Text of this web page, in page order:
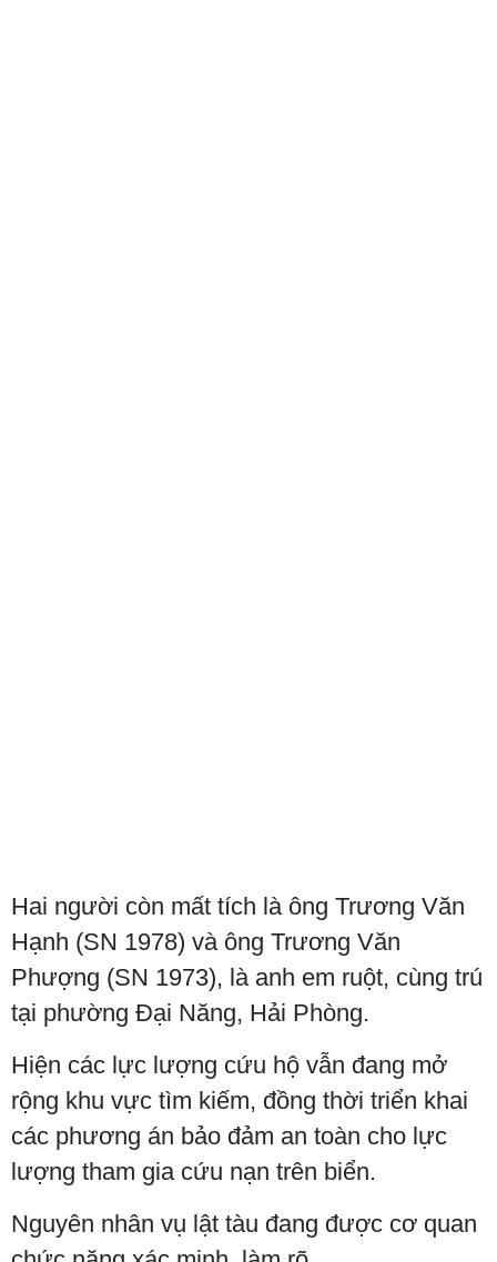
Hai người còn mất tích là ông Trương Văn
Hạnh (SN 1978) và ông Trương Văn
Phượng (SN 1973), là anh em ruột, cùng trú
tại phường Đại Năng, Hải Phòng.
Hiện các lực lượng cứu hộ vẫn đang mở
rộng khu vực tìm kiếm, đồng thời triển khai
các phương án bảo đảm an toàn cho lực
lượng tham gia cứu nạn trên biển.
Nguyên nhân vụ lật tàu đang được cơ quan